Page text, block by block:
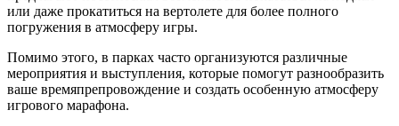
или даже прокатиться на вертолете для более полного
погружения в атмосферу игры.
Помимо этого, в парках часто организуются различные
мероприятия и выступления, которые помогут разнообразить
ваше времяпрепровождение и создать особенную атмосферу
игрового марафона.